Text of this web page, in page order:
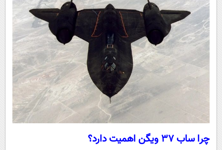
چرا ساب ۳۷ ویگن اهمیت دارد؟